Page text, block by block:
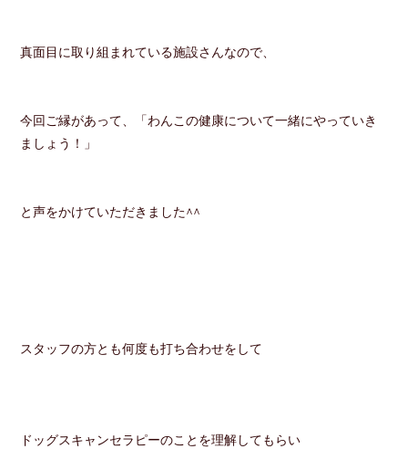
真面目に取り組まれている施設さんなので、
今回ご縁があって、「わんこの健康について一緒にやっていき
ましょう！」
と声をかけていただきました^^
スタッフの方とも何度も打ち合わせをして
ドッグスキャンセラピーのことを理解してもらい